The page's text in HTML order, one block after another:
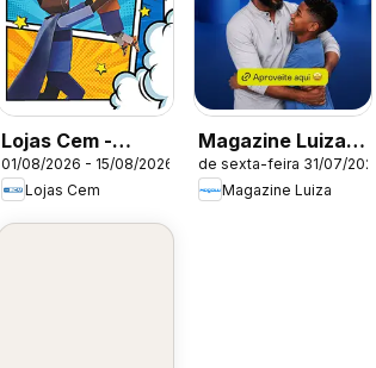
Lojas Cem -
Ofertas atuais
01/08/2026 - 15/08/2026
Lojas Cem
Magazine Luiza
ofertas
de sexta-feira 31/07/2026
Magazine Luiza